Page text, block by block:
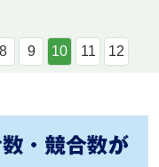
8 9 10 11 12